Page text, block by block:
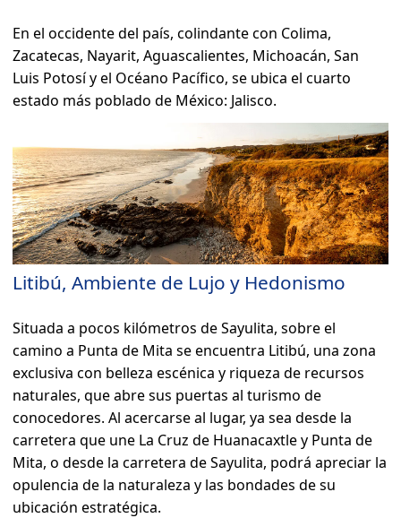
En el occidente del país, colindante con Colima,
Zacatecas, Nayarit, Aguascalientes, Michoacán, San
Luis Potosí y el Océano Pacífico, se ubica el cuarto
estado más poblado de México: Jalisco.
Litibú, Ambiente de Lujo y Hedonismo
Situada a pocos kilómetros de Sayulita, sobre el
camino a Punta de Mita se encuentra Litibú, una zona
exclusiva con belleza escénica y riqueza de recursos
naturales, que abre sus puertas al turismo de
conocedores. Al acercarse al lugar, ya sea desde la
carretera que une La Cruz de Huanacaxtle y Punta de
Mita, o desde la carretera de Sayulita, podrá apreciar la
opulencia de la naturaleza y las bondades de su
ubicación estratégica.